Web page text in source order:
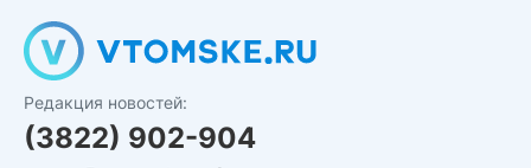
Редакция новостей:
(3822) 902-904